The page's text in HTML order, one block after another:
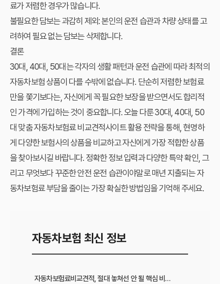
료가 저렴한 경우가 많습니다.
불필요한 담보는 과감히 제외: 본인의 운전 습관과 차량 상태를 고
려하여 필요 없는 담보는 삭제합니다.
결론
30대, 40대, 50대는 각자의 생활 패턴과 운전 습관에 따라 최적의
자동차보험 상품이 다를 수밖에 없습니다. 단순히 저렴한 보험료
만을 쫓기보다는, 자신에게 꼭 필요한 보장을 받으면서도 합리적
인 가격에 가입하는 것이 중요합니다. 오늘 다룬 30대, 40대, 50
대 맞춤 자동차보험료 비교견적사이트 활용 전략을 통해, 현명하
게 다양한 보험사의 상품을 비교하고 자신에게 가장 적합한 상품
을 찾아보시길 바랍니다. 정확한 정보 입력과 다양한 특약 확인, 그
리고 무엇보다 꾸준한 안전 운전 습관이야말로 매년 지출되는 자
동차보험료 부담을 줄이는 가장 확실한 방법임을 기억해 주세요.
자동차보험 최신 정보
자동차보험료비교견적, 절대 놓쳐선 안 될 핵심 비교 항목 5가지